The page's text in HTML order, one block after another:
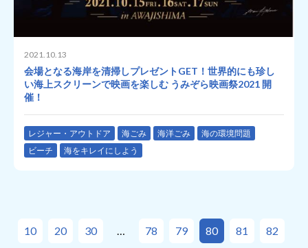
2021.10.13
会場となる海岸を清掃しプレゼントGET！世界的にも珍し
い海上スクリーンで映画を楽しむ うみぞら映画祭2021 開
催！
レジャー・アウトドア 海ごみ 海洋ごみ
海の環境問題
ビーチ
海をキレイにしよう
10 20 30 78 79 80 81 82